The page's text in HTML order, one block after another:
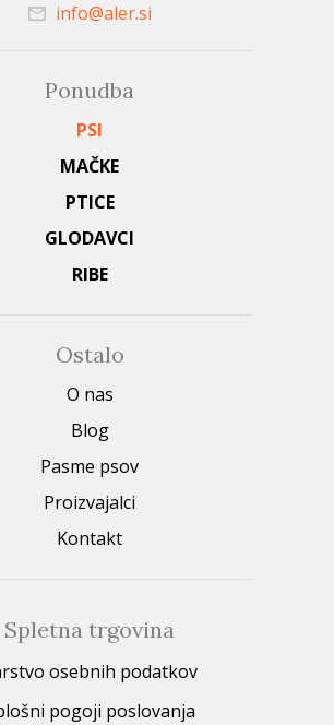
info@aler.si
Ponudba
PSI
MAČKE
PTICE
GLODAVCI
RIBE
Ostalo
O nas
Blog
Pasme psov
Proizvajalci
Kontakt
Spletna trgovina
osebnih podatkov
pogoji poslovanja